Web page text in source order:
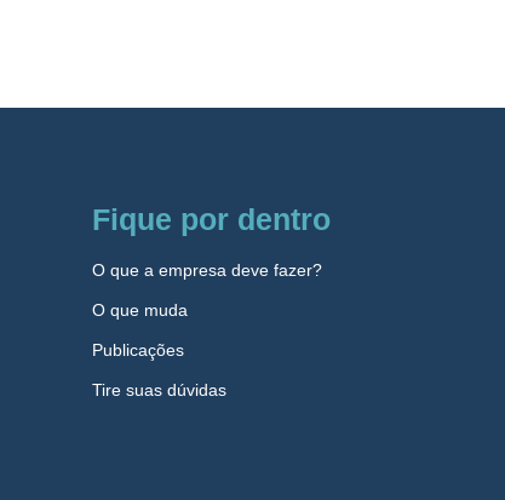
Fique por dentro
O que a empresa deve fazer?
O que muda
Publicações
Tire suas dúvidas